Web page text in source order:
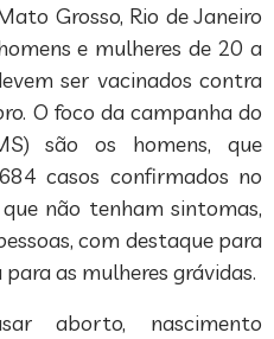
Grosso, Rio de Janeiro
e mulheres de 20 a
ser vacinados contra
O foco da campanha do
são os homens, que
casos confirmados no
não tenham sintomas,
com destaque para
as mulheres grávidas.
aborto, nascimento